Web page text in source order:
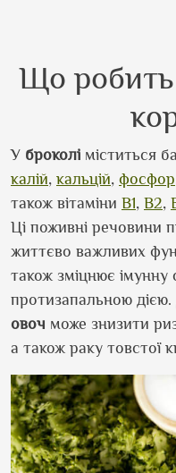
Що робить
У броколі міститься
калій, кальцій, фосфор
також вітаміни B1, B2,
Ці поживні речовини
життєво важливих
також зміцнює імунну
протизапальною
овоч може знизити
а також раку товстої